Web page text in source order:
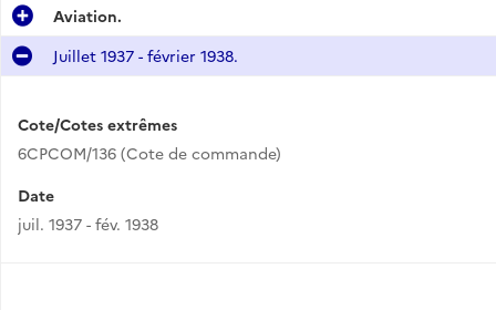
Aviation.
Juillet 1937 - février 1938.
Cote/Cotes extrêmes
6CPCOM/136 (Cote de commande)
Date
juil. 1937 - fév. 1938